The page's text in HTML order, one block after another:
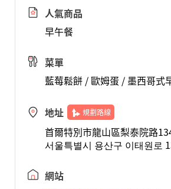
人氣商品
早午餐
菜單
藍莓鬆餅 / 歐姆蛋 / 墨西哥式
地址 規劃路線
首爾特別市龍山區梨泰院路
서울특별시 용산구 이태원로
網站